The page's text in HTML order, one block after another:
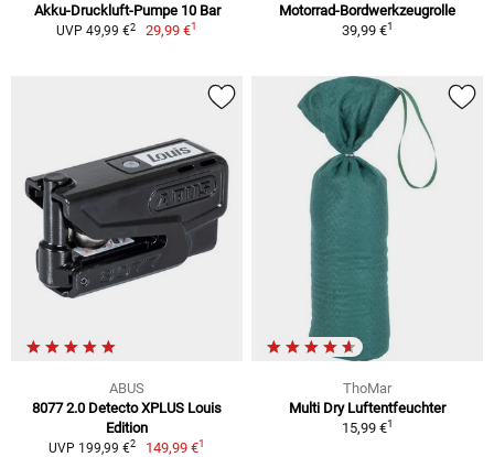
Akku-Druckluft-Pumpe 10 Bar
UVP 49,99 €2 29,99 €1
Motorrad-Bordwerkzeugrolle
39,99 €1
ABUS
8077 2.0 Detecto XPLUS Louis
Edition
UVP 199,99 €2 149,99 €1
ThoMar
Multi Dry Luftentfeuchter
15,99 €1